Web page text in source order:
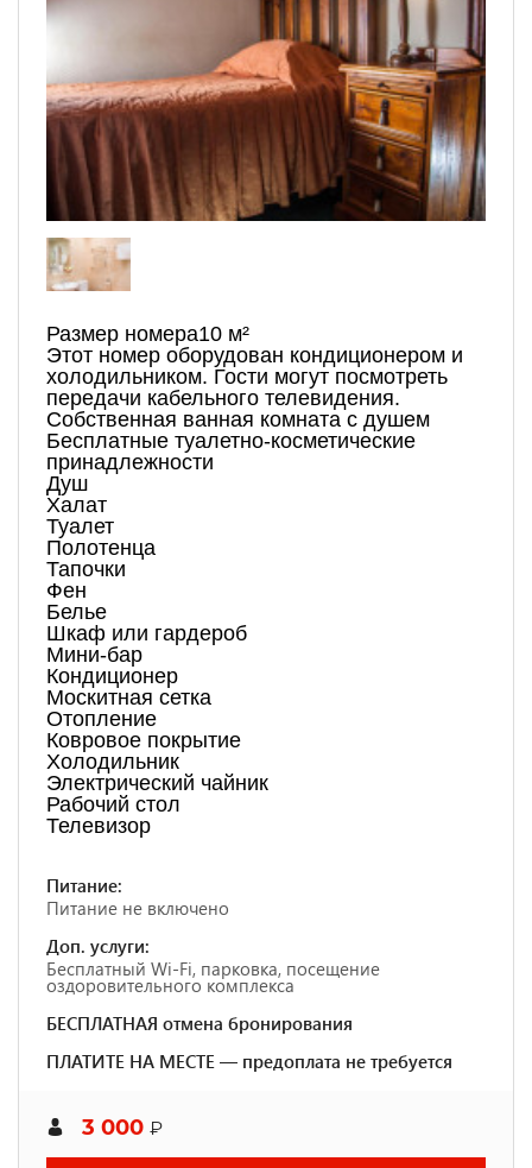
Размер номера10 м²
Этот номер оборудован кондиционером и
холодильником. Гости могут посмотреть
передачи кабельного телевидения.
Собственная ванная комната с душем
Бесплатные туалетно-косметические
принадлежности
Душ
Халат
Туалет
Полотенца
Тапочки
Фен
Белье
Шкаф или гардероб
Мини-бар
Кондиционер
Москитная сетка
Отопление
Ковровое покрытие
Холодильник
Электрический чайник
Рабочий стол
Телевизор
Питание:
Питание не включено
Доп. услуги:
Бесплатный Wi-Fi, парковка, посещение
оздоровительного комплекса
БЕСПЛАТНАЯ отмена бронирования
ПЛАТИТЕ НА МЕСТЕ — предоплата не требуется
3 000 ₽